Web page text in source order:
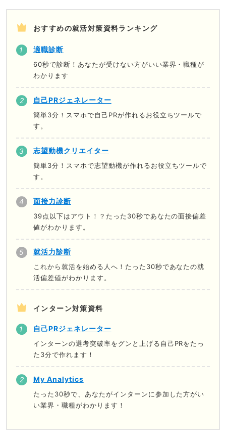
おすすめの就活対策資料ランキング
適職診断
60秒で診断！あなたが受けない方がいい業界・職種が
わかります
自己PRジェネレーター
簡単3分！スマホで自己PRが作れるお役立ちツールで
す。
志望動機クリエイター
簡単3分！スマホで志望動機が作れるお役立ちツールで
す。
面接力診断
39点以下はアウト！？たった30秒であなたの面接偏差
値がわかります。
就活力診断
これから就活を始める人へ！たった30秒であなたの就
活偏差値がわかります。
インターン対策資料
自己PRジェネレーター
インターンの選考突破率をグンと上げる自己PRをたっ
た3分で作れます！
My Analytics
たった30秒で、あなたがインターンに参加した方がい
い業界・職種がわかります！